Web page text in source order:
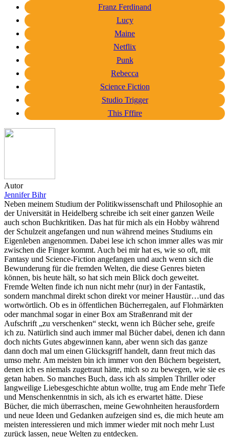
Franz Ferdinand
Lucy
Maine
Netflix
Punk
Rebecca
Science Fiction
Studio Trigger
This Fffire
Autor
Jennifer Bihr
Neben meinem Studium der Politikwissenschaft und Philosophie an
der Universität in Heidelberg schreibe ich seit einer ganzen Weile
auch schon Buchkritiken. Das hat für mich als ein Hobby während
der Schulzeit angefangen und nun während meines Studiums ein
Eigenleben angenommen. Dabei lese ich schon immer alles was mir
zwischen die Finger kommt. Auch bei mir hat es, wie so oft, mit
Fantasy und Science-Fiction angefangen und auch wenn sich die
Bewunderung für die fremden Welten, die diese Genres bieten
können, bis heute hält, so hat sich mein Blick doch geweitet.
Fremde Welten finde ich nun nicht mehr (nur) in der Fantastik,
sondern manchmal direkt schon direkt vor meiner Haustür…und das
wortwörtlich. Ob es in öffentlichen Bücherregalen, auf Flohmärkten
oder manchmal sogar in einer Box am Straßenrand mit der
Aufschrift „zu verschenken“ steckt, wenn ich Bücher sehe, greife
ich zu. Natürlich sind auch immer mal Bücher dabei, denen ich dann
doch nichts Gutes abgewinnen kann, aber wenn sich das ganze
dann doch mal um einen Glücksgriff handelt, dann freut mich das
umso mehr. Am meisten bin ich immer von den Büchern begeistert,
denen ich es niemals zugetraut hätte, mich so zu bewegen, wie sie es
getan haben. So manches Buch, dass ich als simplen Thriller oder
langweilige Liebesgeschichte abtun wollte, trug am Ende mehr Tiefe
und Menschenkenntnis in sich, als ich es erwartet hätte. Diese
Bücher, die mich überraschen, meine Gewohnheiten herausfordern
und neue Ideen und Gedanken aufzeigen sind es, die mich heute am
meisten interessieren und mich immer wieder mit noch mehr Lust
zurück lassen, neue Welten zu entdecken.